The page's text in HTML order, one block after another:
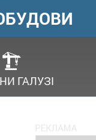
ГАЛУЗІ